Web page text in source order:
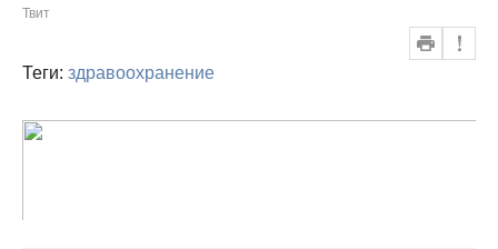
Твит
Теги: здравоохранение